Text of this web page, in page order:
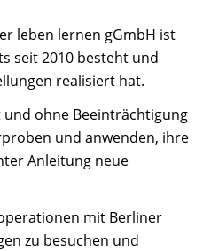
leben lernen gGmbH ist
seit 2010 besteht und
realisiert hat.
ohne Beeinträchtigung
und anwenden, ihre
Anleitung neue
mit Berliner
zu besuchen und